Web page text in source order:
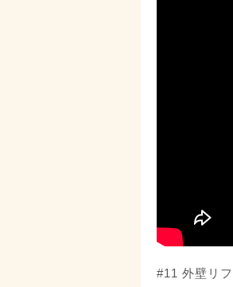
#11 外壁リ